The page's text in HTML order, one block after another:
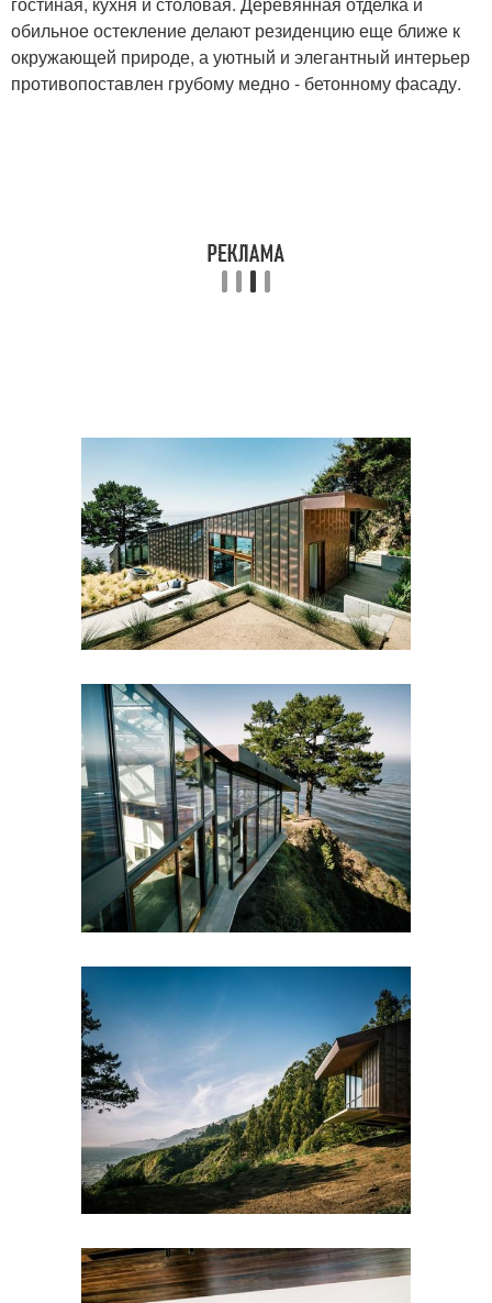
обильное остекление делают резиденцию еще ближе к
окружающей природе, а уютный и элегантный интерьер
противопоставлен грубому медно - бетонному фасаду.